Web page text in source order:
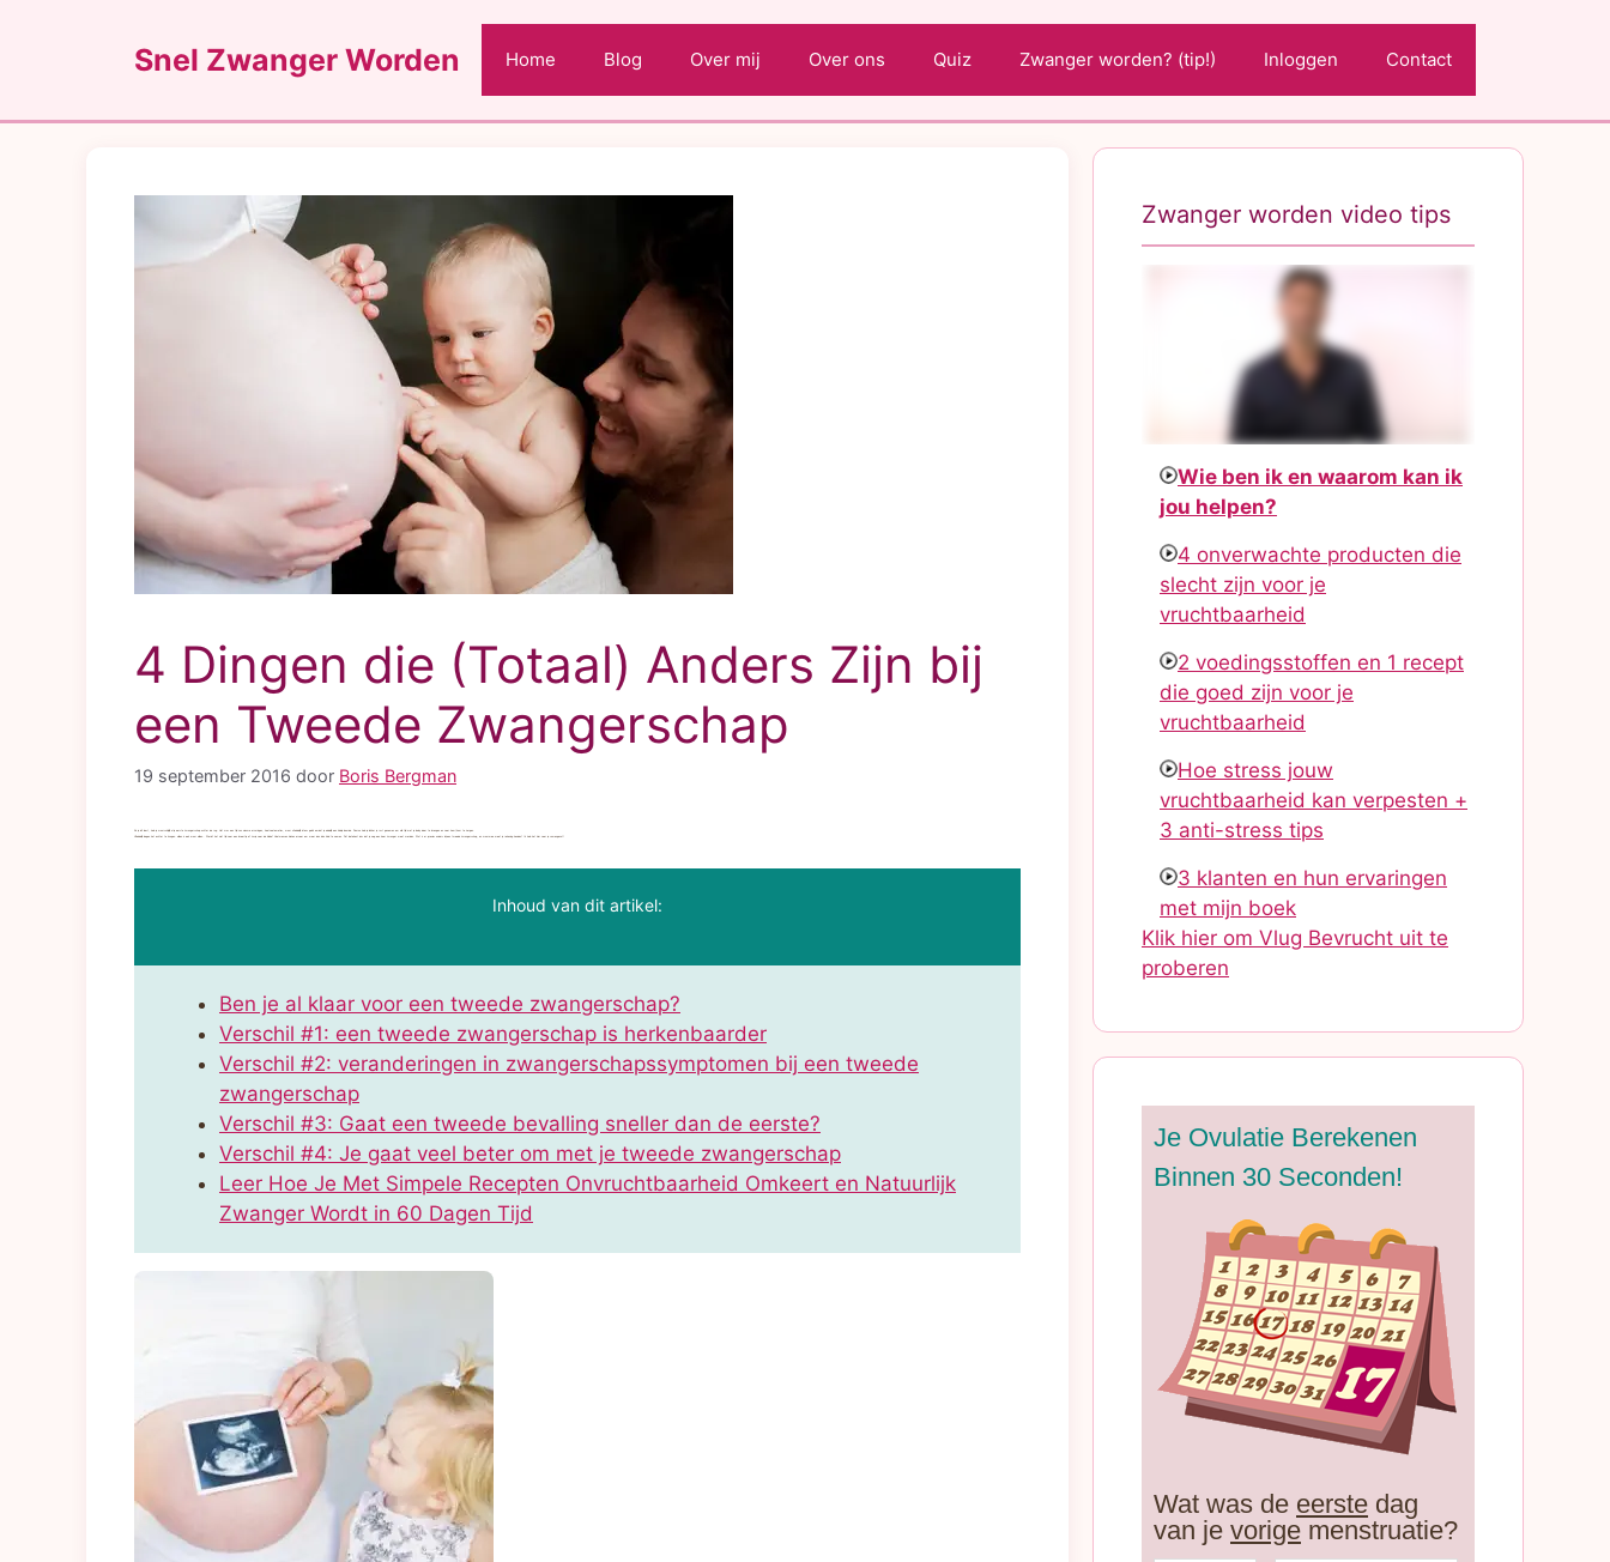
Snel Zwanger Worden Home Blog Over mij Over ons Quiz Zwanger worden? (tip!) Inloggen Contact
4 Dingen die (Totaal) Anders Zijn bij
een Tweede Zwangerschap
19 september 2016 door Boris Bergman
Inhoud van dit artikel:
Ben je al klaar voor een tweede zwangerschap?
Verschil #1: een tweede zwangerschap is herkenbaarder
Verschil #2: veranderingen in zwangerschapssymptomen bij een tweede
zwangerschap
Verschil #3: Gaat een tweede bevalling sneller dan de eerste?
Verschil #4: Je gaat veel beter om met je tweede zwangerschap
Leer Hoe Je Met Simpele Recepten Onvruchtbaarheid Omkeert en Natuurlijk
Zwanger Wordt in 60 Dagen Tijd
Zwanger worden video tips
Wie ben ik en waarom kan ik
jou helpen?
4 onverwachte producten die
slecht zijn voor je
vruchtbaarheid
2 voedingsstoffen en 1 recept
die goed zijn voor je
vruchtbaarheid
Hoe stress jouw
vruchtbaarheid kan verpesten +
3 anti-stress tips
3 klanten en hun ervaringen
met mijn boek
Klik hier om Vlug Bevrucht uit te
proberen
Je Ovulatie Berekenen
Binnen 30 Seconden!
Wat was de eerste dag
van je vorige menstruatie?